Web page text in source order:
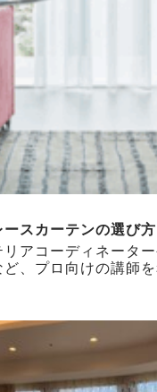
スカーテンの選び方
アコーディネータ
ど、プロ向けの講師